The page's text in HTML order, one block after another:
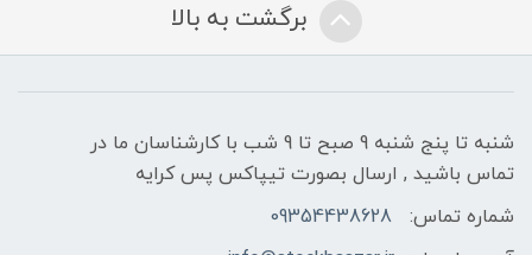
برگشت به بالا
شنبه تا پنج شنبه 9 صبح تا 9 شب با کارشناسان ما در
تماس باشید , ارسال بصورت تیپاکس پس کرایه
شماره تماس:
09354438628